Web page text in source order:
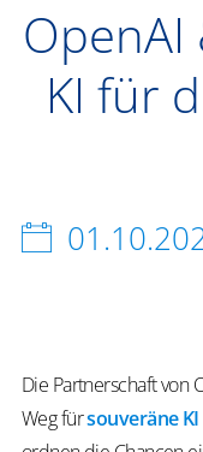
OpenAI
KI für
Die Partnerschaft von
Weg fürsouveräne KI